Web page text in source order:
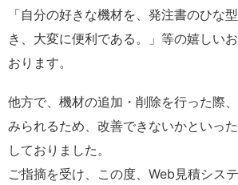
「自分の好きな機材を、発注書のひな
き、大変に便利である。」等の嬉しい
おります。
他方で、機材の追加・削除を行った際
みられるため、改善できないかといっ
しておりました。
ご指摘を受け、この度、Web見積シス